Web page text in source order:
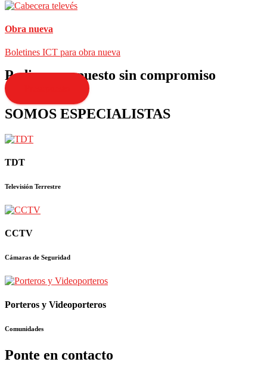
Obra nueva
Boletines ICT para obra nueva
Pedir presupuesto sin compromiso
SOMOS ESPECIALISTAS
TDT
Televisión Terrestre
CCTV
Cámaras de Seguridad
Porteros y Videoporteros
Comunidades
Ponte en contacto